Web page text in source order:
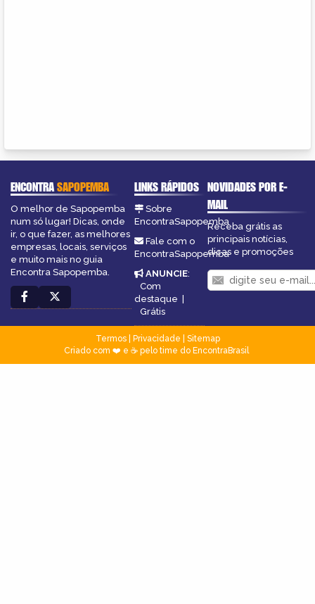
ENCONTRASAPOPEMBA
O melhor de Sapopemba
num só lugar! Dicas, onde
ir, o que fazer, as melhores
empresas, locais, serviços
e muito mais no guia
Encontra Sapopemba.
LINKS RÁPIDOS
Sobre
EncontraSapopemba
Fale com o
EncontraSapopemba
ANUNCIE:
Com
destaque
Grátis
NOVIDADES POR E-
MAIL
Receba grátis as
principais notícias,
dicas e promoções
Termos| Privacidade
Sitemap
Criado com ❤️ e ☕ pelo time do EncontraBrasil